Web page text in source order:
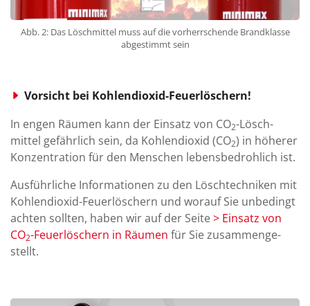
Abb. 2: Das Löschmittel muss auf die vorherrschende Brandklasse
abgestimmt sein
Vorsicht bei Kohlendioxid-Feuer­löschern!
In engen Räumen kann der Ein­satz von CO2-Lösch­
mittel ge­fäh­rlich sein, da Kohlendioxid (CO2) in höherer
Kon­zen­tra­tion für den Menschen lebens­bedroh­lich ist.
Aus­führ­liche Infor­ma­tionen zu den Löschtechniken mit
Kohlen­dioxid-Feuerlöschern und worauf Sie un­be­dingt
achten sollten, haben wir auf der Seite> Ein­satz von
CO2-Feuer­löschern in Räumen für Sie zu­sam­men­ge­
stellt.